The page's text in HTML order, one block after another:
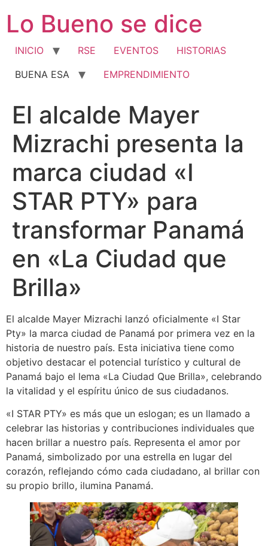
contenido
Lo Bueno se dice
INICIO RSE EVENTOS
HISTORIAS
BUENA ESA
EMPRENDIMIENTO
El alcalde Mayer
Mizrachi presenta la
marca ciudad «I
STAR PTY» para
transformar Panamá
en «La Ciudad que
Brilla»
El alcalde Mayer Mizrachi lanzó oficialmente «I Star
Pty» la marca ciudad de Panamá por primera vez en la
historia de nuestro país. Esta iniciativa tiene como
objetivo destacar el potencial turístico y cultural de
Panamá bajo el lema «La Ciudad Que Brilla», celebrando
la vitalidad y el espíritu único de sus ciudadanos.
«I STAR PTY» es más que un eslogan; es un llamado a
celebrar las historias y contribuciones individuales que
hacen brillar a nuestro país. Representa el amor por
Panamá, simbolizado por una estrella en lugar del
corazón, reflejando cómo cada ciudadano, al brillar con
su propio brillo, ilumina Panamá.